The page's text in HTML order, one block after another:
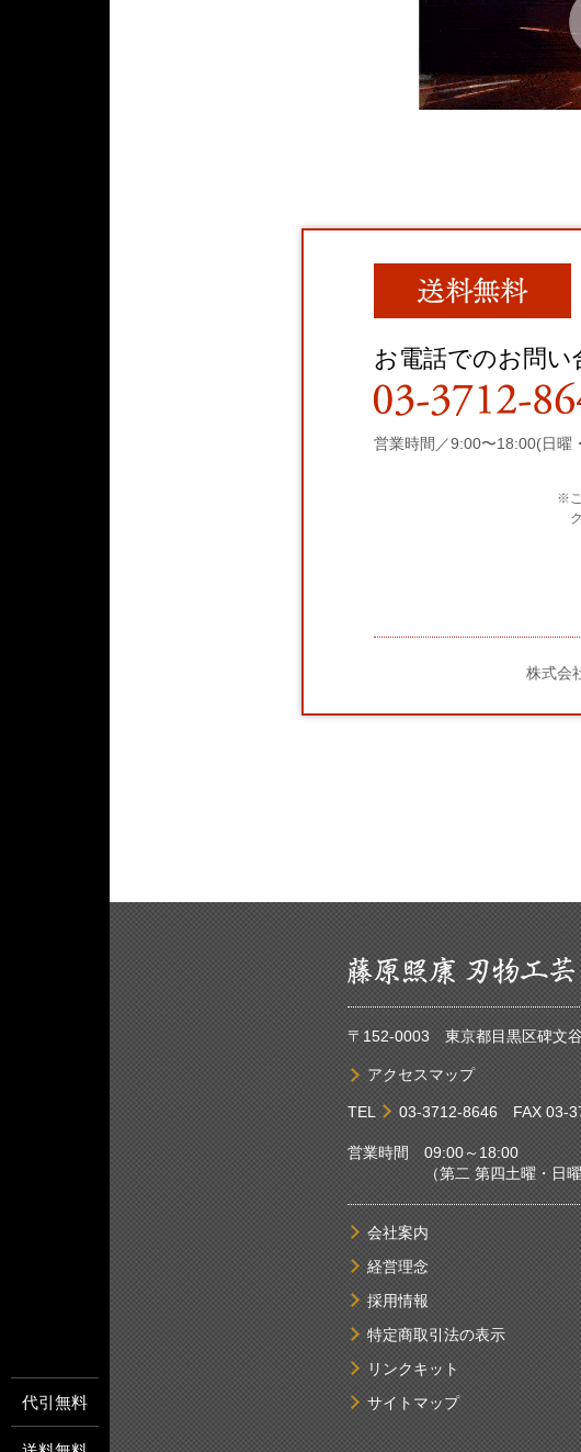
お電話でのお問い
営業時間／9:00〜18:00(日曜
※
株式会
〒152-0003 東京都目黒区碑文
アクセスマップ
TEL 03-3712-8646FAX 03-
営業時間 09:00～18:00
（第二 第四土曜・日曜・
会社案内
経営理念
採用情報
特定商取引法の表示
リンクキット
サイトマップ
代引無料